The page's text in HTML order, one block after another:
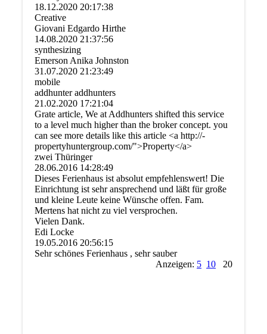
18.12.2020 20:17:38
Creative
Giovani Edgardo Hirthe
14.08.2020 21:37:56
synthesizing
Emerson Anika Johnston
31.07.2020 21:23:49
mobile
addhunter addhunters
21.02.2020 17:21:04
Grate article, We at Addhunters shifted this service
to a level much higher than the broker concept. you
can see more details like this article <a http:­//­
propertyhuntergroup.­com/­">Property</­a>
zwei Thüringer
28.06.2016 14:28:49
Dieses Ferienhaus ist absolut empfehlenswert! Die
Einrichtung ist sehr ansprechend und läßt für große
und kleine Leute keine Wünsche offen. Fam.
Mertens hat nicht zu viel versprochen.
Vielen Dank.
Edi Locke
19.05.2016 20:56:15
Sehr schönes Ferienhaus , sehr sauber
Anzeigen: 5 10 20